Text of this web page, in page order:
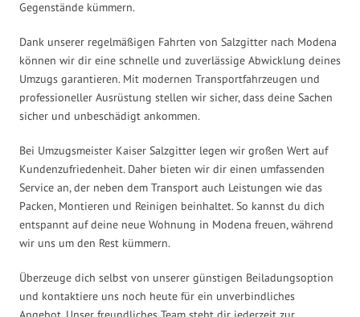
Gegenstände kümmern.
Dank unserer regelmäßigen Fahrten von Salzgitter nach Modena
können wir dir eine schnelle und zuverlässige Abwicklung deines
Umzugs garantieren. Mit modernen Transportfahrzeugen und
professioneller Ausrüstung stellen wir sicher, dass deine Sachen
sicher und unbeschädigt ankommen.
Bei Umzugsmeister Kaiser Salzgitter legen wir großen Wert auf
Kundenzufriedenheit. Daher bieten wir dir einen umfassenden
Service an, der neben dem Transport auch Leistungen wie das
Packen, Montieren und Reinigen beinhaltet. So kannst du dich
entspannt auf deine neue Wohnung in Modena freuen, während
wir uns um den Rest kümmern.
Überzeuge dich selbst von unserer günstigen Beiladungsoption
und kontaktiere uns noch heute für ein unverbindliches